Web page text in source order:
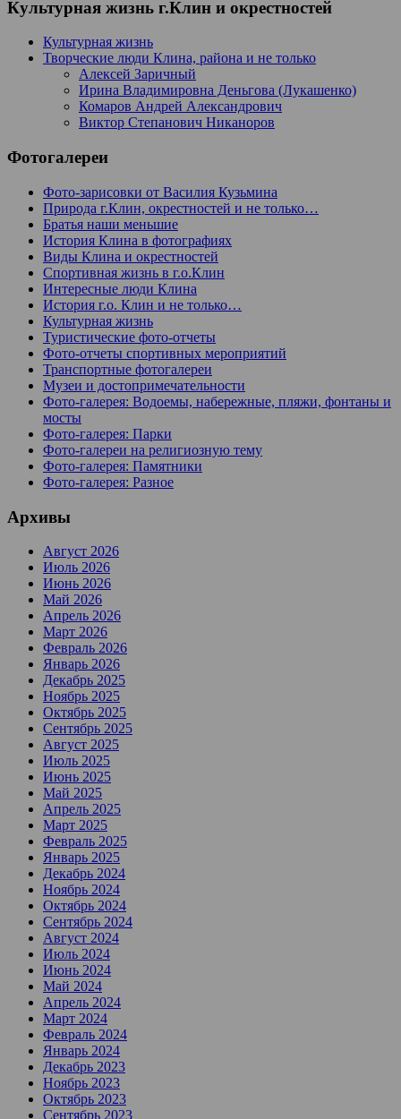
Культурная жизнь г.Клин и окрестностей
Культурная жизнь
Творческие люди Клина, района и не только
Алексей Заричный
Ирина Владимировна Деньгова (Лукашенко)
Комаров Андрей Александрович
Виктор Степанович Никаноров
Фотогалереи
Фото-зарисовки от Василия Кузьмина
Природа г.Клин, окрестностей и не только…
Братья наши меньшие
История Клина в фотографиях
Виды Клина и окрестностей
Спортивная жизнь в г.о.Клин
Интересные люди Клина
История г.о. Клин и не только…
Культурная жизнь
Туристические фото-отчеты
Фото-отчеты спортивных мероприятий
Транспортные фотогалереи
Музеи и достопримечательности
Фото-галерея: Водоемы, набережные, пляжи, фонтаны и
мосты
Фото-галерея: Парки
Фото-галереи на религиозную тему
Фото-галерея: Памятники
Фото-галерея: Разное
Архивы
Август 2026
Июль 2026
Июнь 2026
Май 2026
Апрель 2026
Март 2026
Февраль 2026
Январь 2026
Декабрь 2025
Ноябрь 2025
Октябрь 2025
Сентябрь 2025
Август 2025
Июль 2025
Июнь 2025
Май 2025
Апрель 2025
Март 2025
Февраль 2025
Январь 2025
Декабрь 2024
Ноябрь 2024
Октябрь 2024
Сентябрь 2024
Август 2024
Июль 2024
Июнь 2024
Май 2024
Апрель 2024
Март 2024
Февраль 2024
Январь 2024
Декабрь 2023
Ноябрь 2023
Октябрь 2023
Сентябрь 2023